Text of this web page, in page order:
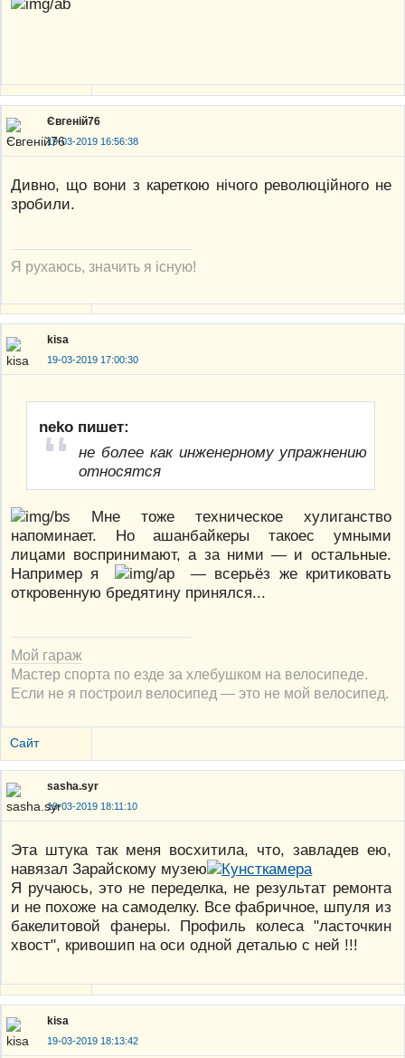
Євгеній76
19-03-2019 16:56:38
Дивно, що вони з кареткою нічого революційного не
зробили.
Я рухаюсь, значить я існую!
kisa
19-03-2019 17:00:30
neko пишет:
не более как инженерному упражнению
относятся
Мне тоже техническое хулиганство
напоминает. Но ашанбайкеры такоес умными
лицами воспринимают, а за ними — и остальные.
Например я
— всерьёз же критиковать
откровенную бредятину принялся...
Мой гараж
Мастер спорта по езде за хлебушком на велосипеде.
Если не я построил велосипед — это не мой велосипед.
Сайт
sasha.syr
19-03-2019 18:11:10
Эта штука так меня восхитила, что, завладев ею,
навязал Зарайскому музею
Я ручаюсь, это не переделка, не результат ремонта
и не похоже на самоделку. Все фабричное, шпуля из
бакелитовой фанеры. Профиль колеса "ласточкин
хвост", кривошип на оси одной деталью с ней !!!
kisa
19-03-2019 18:13:42